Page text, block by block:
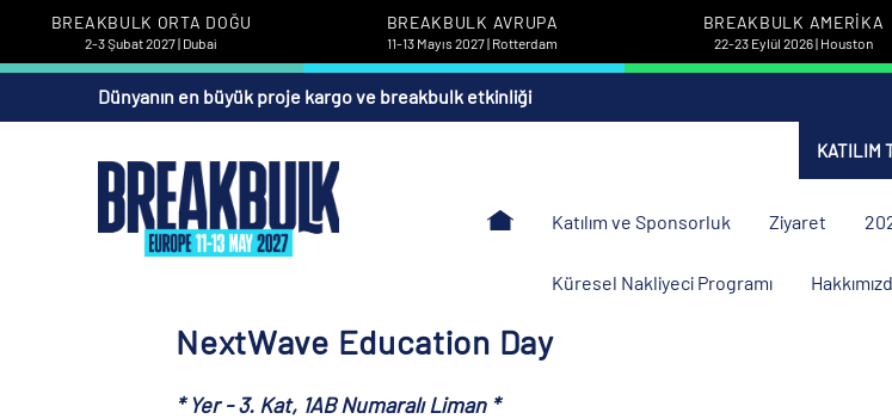
BREAKBULK ORTA DOĞU
2-3 Şubat 2027 | Dubai
BREAKBULK AVRUPA
11-13 Mayıs 2027 | Rotterdam
BREAKBULK AMERIKA
22-23 Eylül 2026 | Houston
Dünyanın en büyük proje kargo ve breakbulk etkinliği
KATILIM
Katılım ve Sponsorluk Ziyaret
Küresel Nakliyeci Programı
NextWave Education Day
* Yer - 3. Kat, 1AB Numaralı Liman *